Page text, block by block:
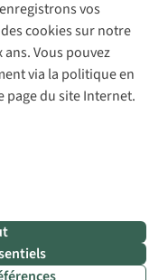
vos
cookies sur notre
Vous pouvez
via la politique en
page du site Internet.
confidentialité
Cookie Policy